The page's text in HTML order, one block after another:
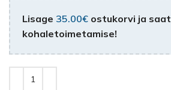
Lisage 35.00€ ostukorvi ja
kohaletoimetamise!